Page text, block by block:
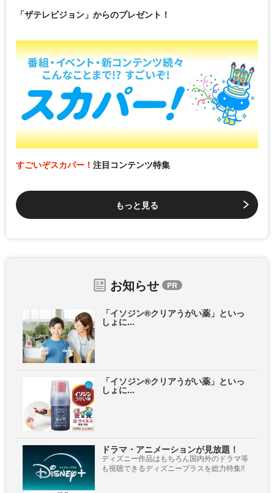
「ザテレビジョン」からのプレゼント！
すごいぞスカパー！ 注目コンテンツ特集
もっと見る
お知らせ
「イソジン®クリアうがい薬」といっ
しょに...
「イソジン®クリアうがい薬」といっ
しょに...
ドラマ・アニメーションが見放題！
ディズニー作品はもちろん国内外のドラマ等
も視聴できるディズニープラスを総力特集!!